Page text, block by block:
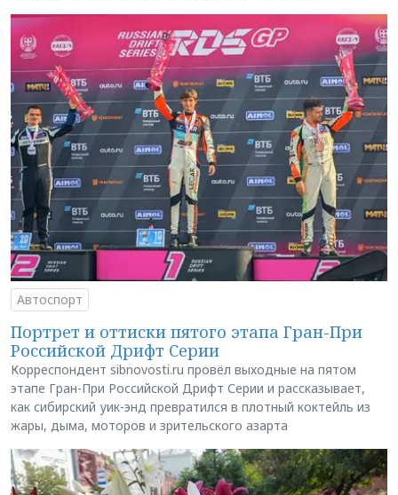
Автоспорт
Портрет и оттиски пятого этапа Гран-При
Российской Дрифт Серии
Корреспондент sibnovosti.ru провёл выходные на пятом
этапе Гран-При Российской Дрифт Серии и рассказывает,
как сибирский уик-энд превратился в плотный коктейль из
жары, дыма, моторов и зрительского азарта